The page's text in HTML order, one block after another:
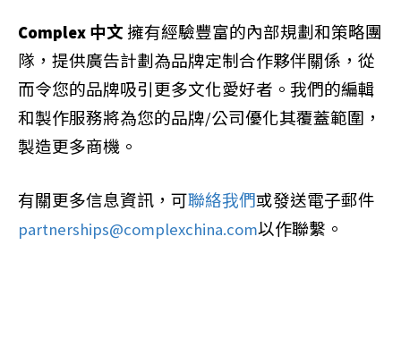
Complex 中文擁有經驗豐富的內部規劃和策略團
隊，提供廣告計劃為品牌定制合作夥伴關係，從
而令您的品牌吸引更多文化愛好者。我們的編輯
和製作服務將為您的品牌/公司優化其覆蓋範圍，
製造更多商機。
有關更多信息資訊，可聯絡我們或發送電子郵件
partnerships@complexchina.com以作聯繫。